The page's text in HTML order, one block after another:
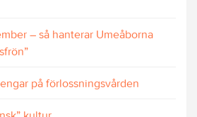
– så hanterar Umeåborna
på förlossningsvården